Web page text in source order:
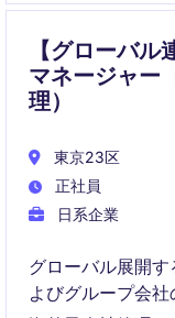
【グローバ
マネージャー
理）
東京23区
正社員
日系企業
グローバル展開
よびグループ会